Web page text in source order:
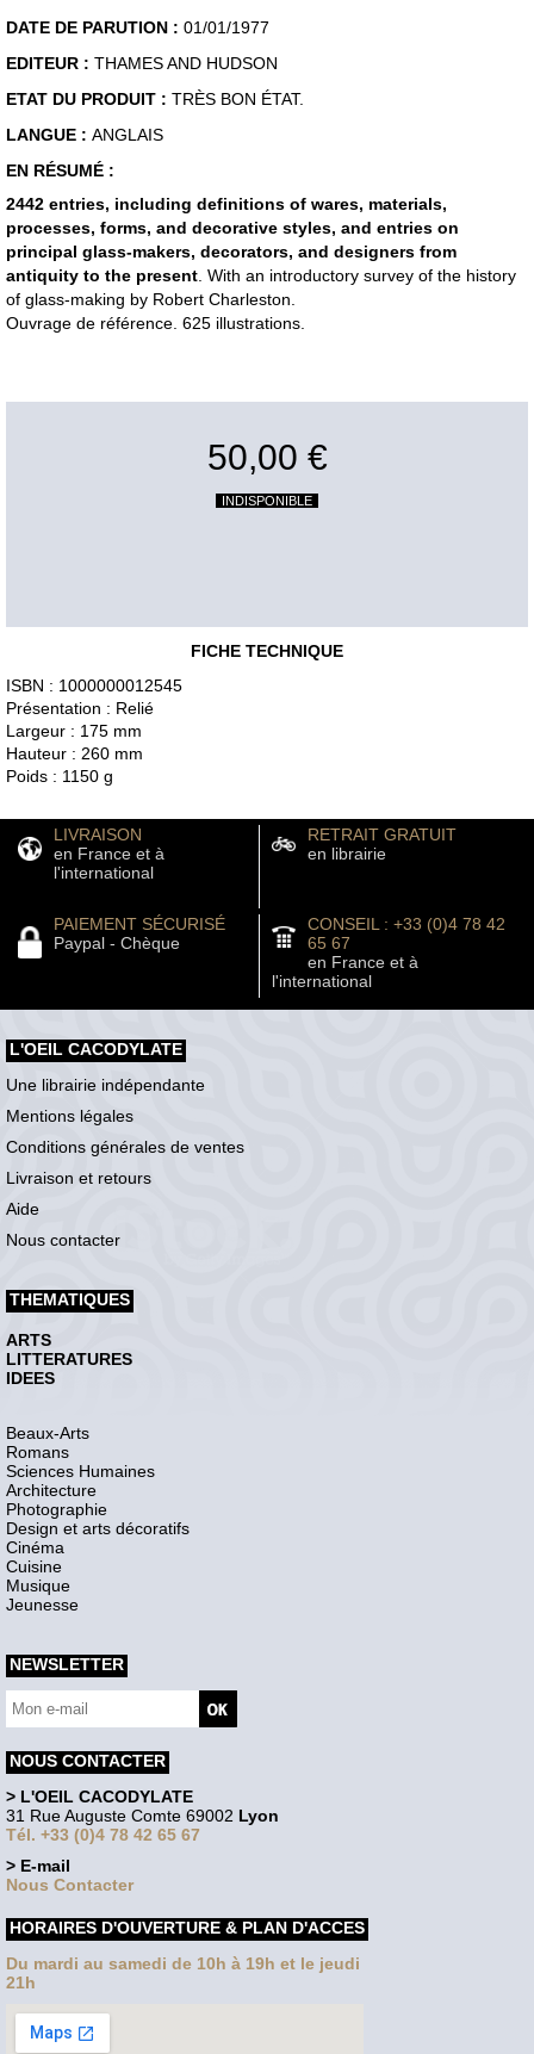
DATE DE PARUTION : 01/01/1977
EDITEUR : THAMES AND HUDSON
ETAT DU PRODUIT : TRÈS BON ÉTAT.
LANGUE : ANGLAIS
EN RÉSUMÉ :
2442 entries, including definitions of wares, materials,
processes, forms, and decorative styles, and entries on
principal glass-makers, decorators, and designers from
antiquity to the present . With an introductory survey of the history
of glass-making by Robert Charleston.
Ouvrage de référence. 625 illustrations.
50,00 €
INDISPONIBLE
FICHE TECHNIQUE
ISBN : 1000000012545
Présentation : Relié
Largeur : 175 mm
Hauteur : 260 mm
Poids : 1150 g
LIVRAISON
en France et à
l'international
RETRAIT GRATUIT
en librairie
PAIEMENT SÉCURISÉ
Paypal - Chèque
CONSEIL : +33 (0)4 78 42
65 67
en France et à
l'international
L'OEIL CACODYLATE
Une librairie indépendante
Mentions légales
Conditions générales de ventes
Livraison et retours
Aide
Nous contacter
THEMATIQUES
ARTS
LITTERATURES
IDEES
Beaux-Arts
Romans
Sciences Humaines
Architecture
Photographie
Design et arts décoratifs
Cinéma
Cuisine
Musique
Jeunesse
NEWSLETTER
NOUS CONTACTER
> L'OEIL CACODYLATE
31 Rue Auguste Comte 69002 Lyon
Tél. +33 (0)4 78 42 65 67
> E-mail
Nous Contacter
HORAIRES D'OUVERTURE & PLAN D'ACCES
Du mardi au samedi de 10h à 19h et le jeudi
21h